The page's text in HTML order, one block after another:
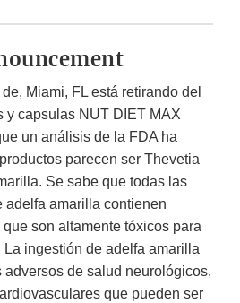
Miami, FL está retirando del
y capsulas NUT DIET MAX
un análisis de la FDA ha
parecen ser Thevetia
Se sabe que todas las
adelfa amarilla contienen
son altamente tóxicos para
La ingestión de adelfa amarilla
adversos de salud neurológicos,
que pueden ser